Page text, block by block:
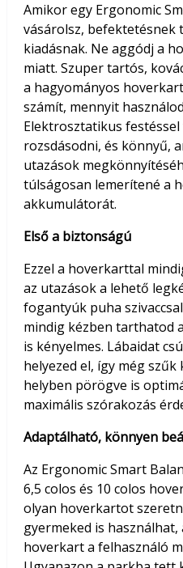
Amikor egy Ergonomic
vásárolsz, befektetésnek
kiadásnak. Ne aggódj a
miatt. Szuper tartós,
a hagyományos
számít, mennyit
Elektrosztatikus
rozsdásodni, és könnyű,
utazások
túlságosan lemerítené a
akkumulátorát.
Első a biztonságú
Ezzel a hoverkarttal
az utazások a lehető
fogantyúk puha
mindig kézben tarthatod
is kényelmes. Lábaidat
helyezed el, így még
helyben pörögve is
maximális szórakozás
Adaptálható, könnyen
Az Ergonomic Smart
6,5 colos és 10 colos
olyan hoverkartot
gyermeked is használhat,
hoverkart a felhasználó